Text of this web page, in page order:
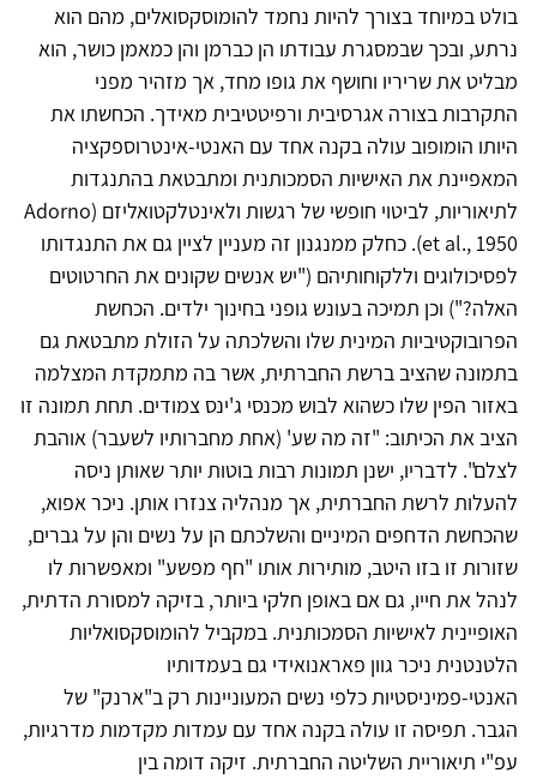
בולט במיוחד בצורך להיות נחמד להומוסקסואלים, מהם הוא
נרתע, ובכך שבמסגרת עבודתו הן כברמן והן כמאמן כושר, הוא
מבליט את שריריו וחושף את גופו מחד, אך מזהיר מפני
התקרבות בצורה אגרסיבית ורפיטטיבית מאידך. הכחשתו את
היותו הומופוב עולה בקנה אחד עם האנטי-אינטרוספקציה
המאפיינת את האישיות הסמכותנית ומתבטאת בהתנגדות
לתיאוריות, לביטוי חופשי של רגשות ולאינטלקטואליזם (Adorno
et al., 1950). כחלק ממנגנון זה מעניין לציין גם את התנגדותו
לפסיכולוגים וללקוחותיהם ("יש אנשים שקונים את החרטוטים
האלה?") וכן תמיכה בעונש גופני בחינוך ילדים. הכחשת
הפרובוקטיביות המינית שלו והשלכתה על הזולת מתבטאת גם
בתמונה שהציב ברשת החברתית, אשר בה מתמקדת המצלמה
באזור הפין שלו כשהוא לבוש מכנסי ג'ינס צמודים. תחת תמונה זו
הציב את הכיתוב: "זה מה שע' (אחת מחברותיו לשעבר) אוהבת
לצלם". לדבריו, ישנן תמונות רבות בוטות יותר שאותן ניסה
להעלות לרשת החברתית, אך מנהליה צנזרו אותן. ניכר אפוא,
שהכחשת הדחפים המיניים והשלכתם הן על נשים והן על גברים,
שזורות זו בזו היטב, מותירות אותו "חף מפשע" ומאפשרות לו
לנהל את חייו, גם אם באופן חלקי ביותר, בזיקה למסורת הדתית,
האופיינית לאישיות הסמכותנית. במקביל להומוסקסואליות
הלטנטנית ניכר גוון פאראנואידי גם בעמדותיו
האנטי-פמיניסטיות כלפי נשים המעוניינות רק ב"ארנק" של
הגבר. תפיסה זו עולה בקנה אחד עם עמדות מקדמות מדרגיות,
עפ"י תיאוריית השליטה החברתית. זיקה דומה בין